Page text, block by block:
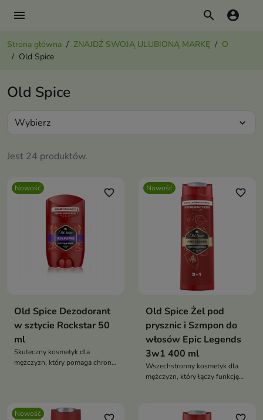
menu search account_circle
Strona główna ZNAJDŹ SWOJĄ ULUBIONĄ MARKĘ
O
Old Spice
Old Spice
Jest 24 produktów.
Wybierz expand_more
Nowość favorite_border
Old Spice Dezodorant
w sztycie Rockstar 50
ml
Skuteczny kosmetyk dla
mężczyzn, który pomaga chronić
Nowość favorite_border
Old Spice Żel pod
prysznic i Szmpon do
włosów Epic Legends
3w1 400 ml
Wszechstronny kosmetyk dla
mężczyzn, który łączy funkcję
Nowość